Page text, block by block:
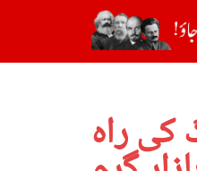
کی راہ